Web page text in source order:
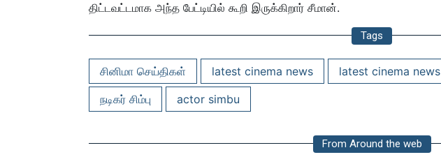
திட்டவட்டமாக அந்த பேட்டியில் கூறி இருக்கிறார் சீமான்.
Tags
சினிமா செய்திகள் latest cinema news latest cinema news
நடிகர் சிம்பு
actor simbu
From Around the web